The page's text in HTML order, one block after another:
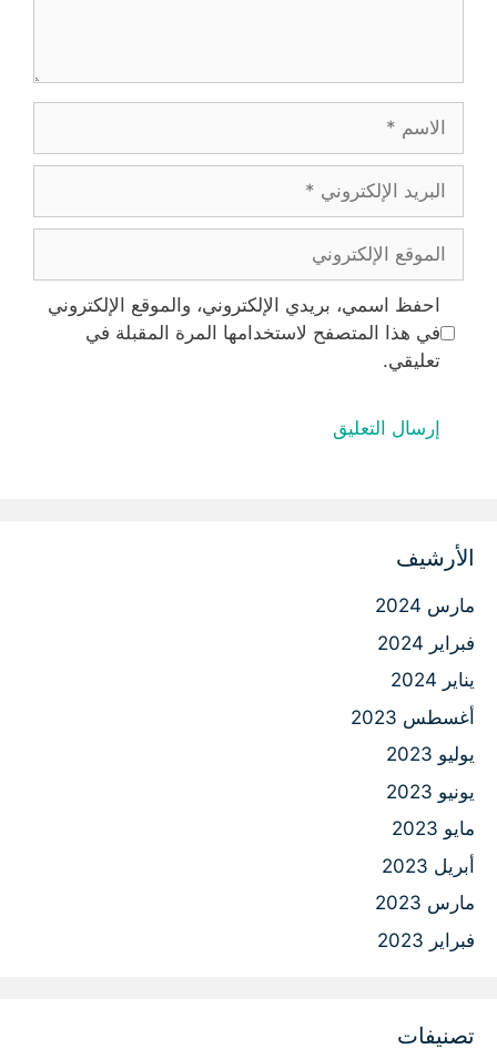
الإلكتروني
الإلكتروني
احفظ اسمي، بريدي الإلكتروني، والموقع الإلكتروني
في هذا المتصفح لاستخدامها المرة المقبلة في
تعليقي.
الأرشيف
مارس 2024
فبراير 2024
يناير 2024
أغسطس 2023
يوليو 2023
يونيو 2023
مايو 2023
أبريل 2023
مارس 2023
فبراير 2023
تصنيفات